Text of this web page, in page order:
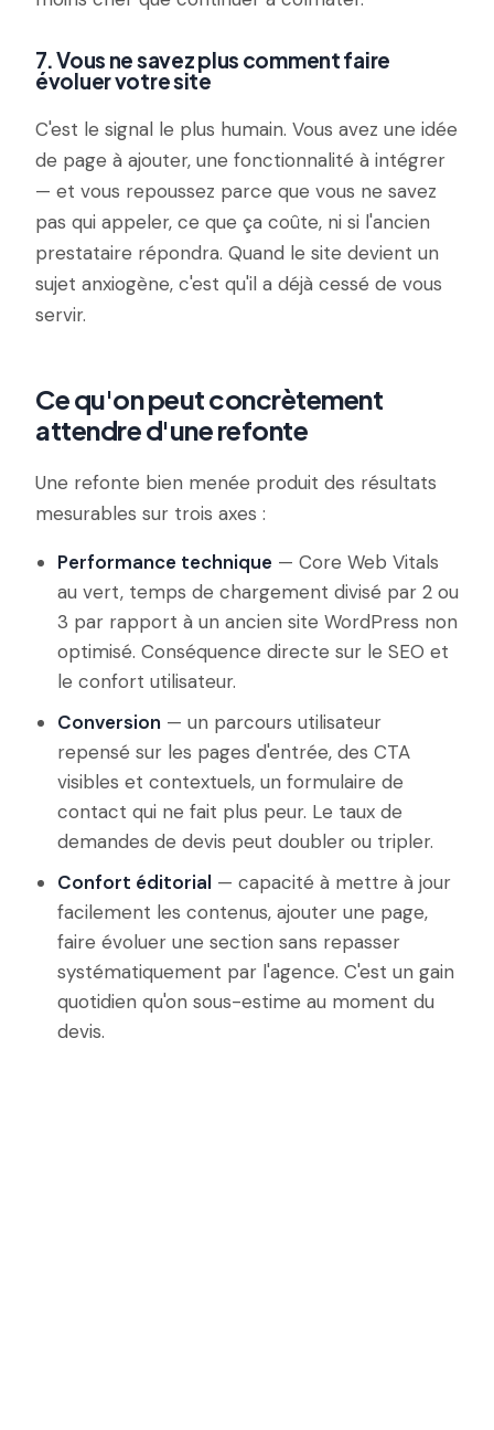
7. Vous ne savez plus comment faire
évoluer votre site
C'est le signal le plus humain. Vous avez une idée
de page à ajouter, une fonctionnalité à intégrer
— et vous repoussez parce que vous ne savez
pas qui appeler, ce que ça coûte, ni si l'ancien
prestataire répondra. Quand le site devient un
sujet anxiogène, c'est qu'il a déjà cessé de vous
servir.
Ce qu'on peut concrètement
attendre d'une refonte
Une refonte bien menée produit des résultats
mesurables sur trois axes :
Performance technique — Core Web Vitals
au vert, temps de chargement divisé par 2 ou
3 par rapport à un ancien site WordPress non
optimisé. Conséquence directe sur le SEO et
le confort utilisateur.
Conversion — un parcours utilisateur
repensé sur les pages d'entrée, des CTA
visibles et contextuels, un formulaire de
contact qui ne fait plus peur. Le taux de
demandes de devis peut doubler ou tripler.
Confort éditorial — capacité à mettre à jour
facilement les contenus, ajouter une page,
faire évoluer une section sans repasser
systématiquement par l'agence. C'est un gain
quotidien qu'on sous-estime au moment du
devis.